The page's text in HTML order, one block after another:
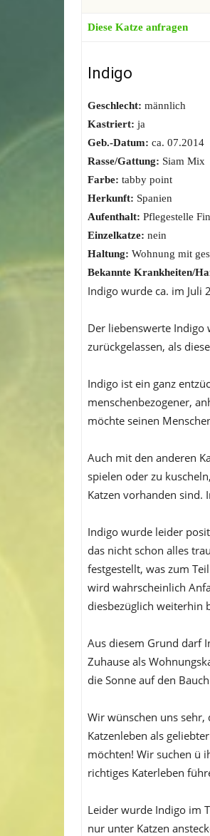
Diese Katze anfragen
Indigo
Geschlecht: männlich
Kastriert: ja
Geb.-Datum: ca. 07.2014
Rasse/Gattung: Siam Mix
Farbe: tabby point
Herkunft: Spanien
Aufenthalt: Pflegestelle
Einzelkatze: nein
Haltung: Wohnung mit
Bekannte Krankheiten/
Indigo wurde ca. im Juli
Der liebenswerte Indigo
zurückgelassen, als
Indigo ist ein ganz
menschenbezogener,
möchte seinen
Auch mit den anderen
spielen oder zu
Katzen vorhanden sind.
Indigo wurde leider
das nicht schon alles
festgestellt, was zum
wird wahrscheinlich
diesbezüglich weiterhin
Aus diesem Grund darf
Zuhause als
die Sonne auf den
Wir wünschen uns sehr,
Katzenleben als
möchten! Wir suchen ü
richtiges Katerleben
Leider wurde Indigo im
nur unter Katzen